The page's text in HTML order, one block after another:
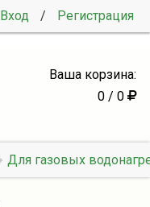
Вход / Регистрация
Ваша корзина:
0 / 0
Для газовых